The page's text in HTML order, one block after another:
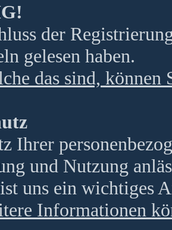
der
gelesen haben.
das sind, können
Ihrer
und Nutzung
uns ein wichtiges
Informationen